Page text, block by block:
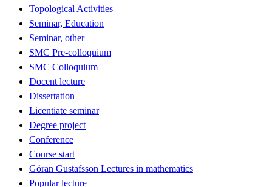
Topological Activities
Seminar, Education
Seminar, other
SMC Pre-colloquium
SMC Colloquium
Docent lecture
Dissertation
Licentiate seminar
Degree project
Conference
Course start
Göran Gustafsson Lectures in mathematics
Popular lecture